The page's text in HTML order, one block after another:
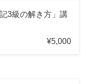
3級の解き方」講
¥5,000